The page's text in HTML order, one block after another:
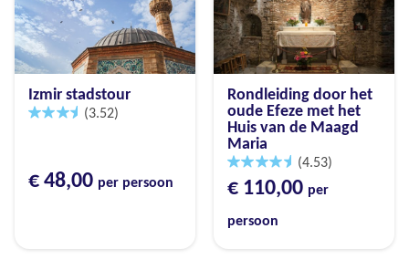
Izmir stadstour
(3.52)
€ 48,00 per persoon
Rondleiding door het
oude Efeze met het
Huis van de Maagd
Maria
(4.53)
€ 110,00 per
persoon